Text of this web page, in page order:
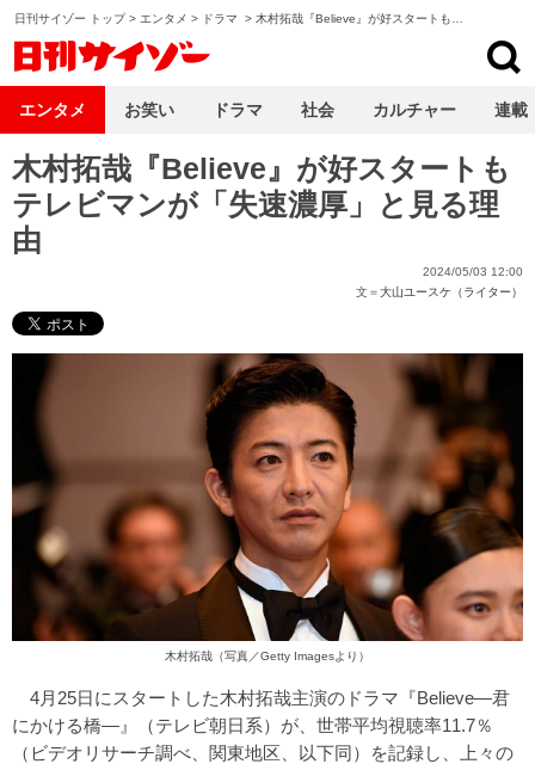
日刊サイゾー トップ> エンタメ > ドラマ > 木村拓哉『Believe』が好スタートも…
木村拓哉『Believe』が好スタートも
テレビマンが「失速濃厚」と見る理
由
2024/05/03 12:00
文＝大山ユースケ（ライター）
木村拓哉（写真／Getty Imagesより）
4月25日にスタートした木村拓哉主演のドラマ『Believe―君
にかける橋―』（テレビ朝日系）が、世帯平均視聴率11.7％
（ビデオリサーチ調べ、関東地区、以下同）を記録し、上々の
エンタメ お笑い ドラマ 社会 カルチャー 連載